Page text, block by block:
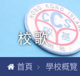
校歌
首頁 學校概覽